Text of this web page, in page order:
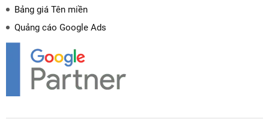
Bảng giá Tên miền
Quảng cáo Google Ads